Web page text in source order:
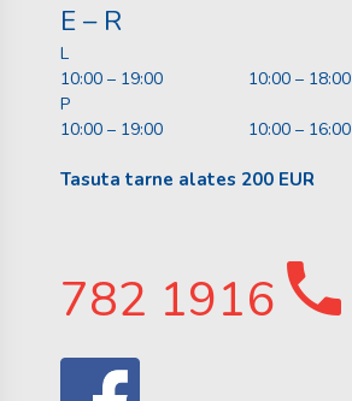
E – R
L
10:00 – 19:00
10:00 – 18:00
P
10:00 – 19:00
10:00 – 16:00
Tasuta tarne alates 200 EUR
782 1916